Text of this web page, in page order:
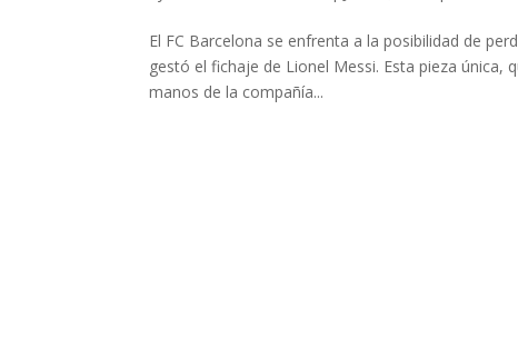
El FC Barcelona se enfrenta a la posibilidad de
gestó el fichaje de Lionel Messi. Esta pieza
manos de la compañía...